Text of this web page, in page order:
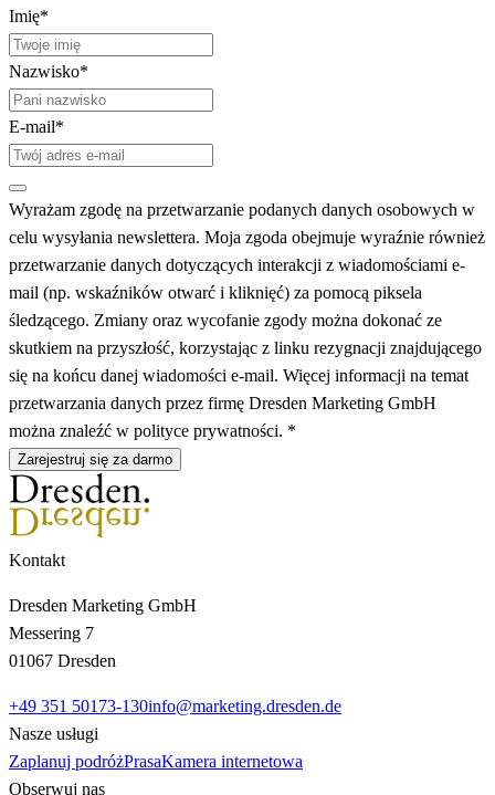
Imię*
Nazwisko*
E-mail*
Wyrażam zgodę na przetwarzanie podanych danych osobowych w
celu wysyłania newslettera. Moja zgoda obejmuje wyraźnie również
przetwarzanie danych dotyczących interakcji z wiadomościami e-
mail (np. wskaźników otwarć i kliknięć) za pomocą piksela
śledzącego. Zmiany oraz wycofanie zgody można dokonać ze
skutkiem na przyszłość, korzystając z linku rezygnacji znajdującego
się na końcu danej wiadomości e-mail. Więcej informacji na temat
przetwarzania danych przez firmę Dresden Marketing GmbH
można znaleźć w polityce prywatności. *
Zarejestruj się za darmo
Kontakt
Dresden Marketing GmbH
Messering 7
01067 Dresden
+49 351 50173-130info@marketing.dresden.de
Nasze usługi
Zaplanuj podróżPrasaKamera internetowa
Obserwuj nas